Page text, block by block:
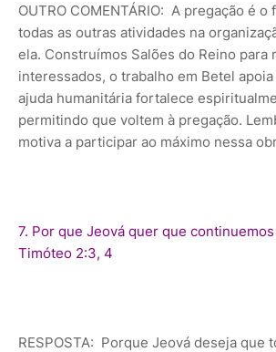
OUTRO COMENTÁRIO: A pregação é
todas as outras atividades na
ela. Construímos Salões do Reino para
interessados, o trabalho em Betel apoia
ajuda humanitária fortalece
permitindo que voltem à pregação.
motiva a participar ao máximo nessa
7. Por que Jeová quer que continuemos
Timóteo 2:3, 4
RESPOSTA: Porque Jeová deseja que